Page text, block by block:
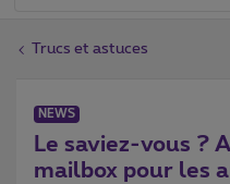
Trucs et astuces
NEWS
Le saviez-vous ?
mailbox pour les